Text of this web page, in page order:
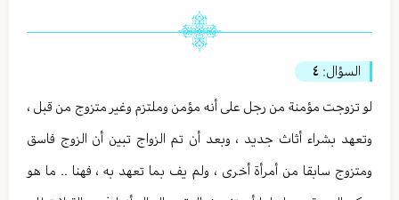
السؤال: ٤
لو تزوجت مؤمنة من رجل على أنه مؤمن وملتزم وغير متزوج من قبل ،
وتعهد بشراء أثاث جديد ، وبعد أن تم الزواج تبين أن الزوج فاسق
ومتزوج سابقا من أمرأة أخرى ، ولم يف بما تعهد به ، فهنا .. ما هو